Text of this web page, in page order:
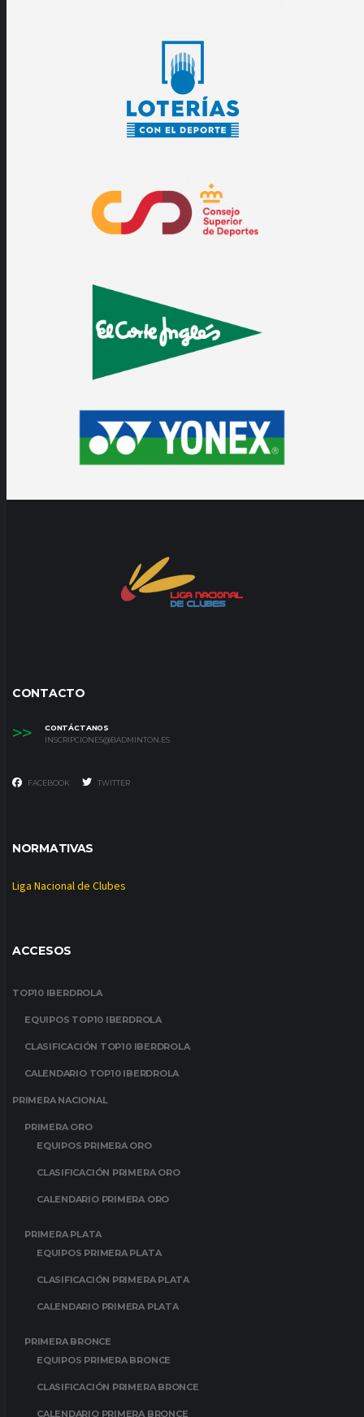
CONTACTO
>>
CONTÁCTANOS
INSCRIPCIONES@BADMINTON.ES
FACEBOOK TWITTER
NORMATIVAS
Liga Nacional de Clubes
ACCESOS
TOP10 IBERDROLA
EQUIPOS TOP10 IBERDROLA
CLASIFICACIÓN TOP10 IBERDROLA
CALENDARIO TOP10 IBERDROLA
PRIMERA NACIONAL
PRIMERA ORO
EQUIPOS PRIMERA ORO
CLASIFICACIÓN PRIMERA ORO
CALENDARIO PRIMERA ORO
PRIMERA PLATA
EQUIPOS PRIMERA PLATA
CLASIFICACIÓN PRIMERA PLATA
CALENDARIO PRIMERA PLATA
PRIMERA BRONCE
EQUIPOS PRIMERA BRONCE
CLASIFICACIÓN PRIMERA BRONCE
CALENDARIO PRIMERA BRONCE